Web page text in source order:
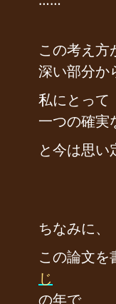
この考え方
深い部分か
私にとって
一つの確
と今は思い
ちなみに、
この論文を
じ
の年で